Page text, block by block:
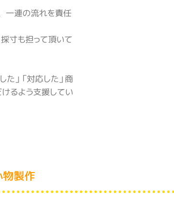
一連の流れを責任
寸も担って頂いて
た」「対応した」商
るよう支援してい
物製作